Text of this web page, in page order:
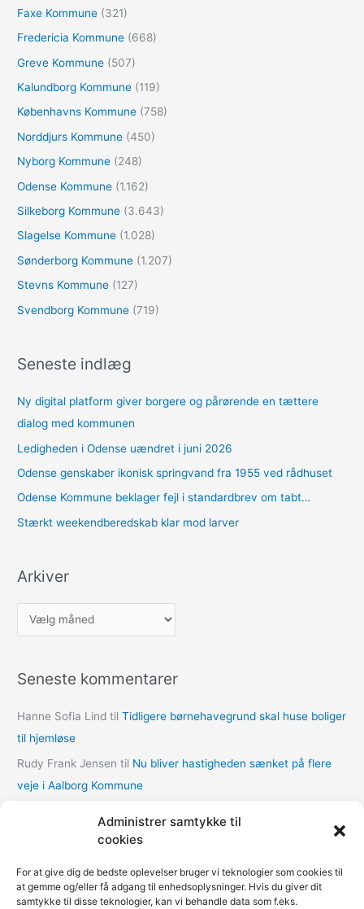
Administrer samtykke til
cookies
For at give dig de bedste oplevelser bruger vi teknologier som cookies til
at gemme og/eller få adgang til enhedsoplysninger. Hvis du giver dit
samtykke til disse teknologier, kan vi behandle data som f.eks.
rFaxe Kommune (321)
Fredericia Kommune (668)
Greve Kommune (507)
Kalundborg Kommune (119)
Københavns Kommune (758)
Norddjurs Kommune (450)
Nyborg Kommune (248)
Odense Kommune (1.162)
Silkeborg Kommune (3.643)
Slagelse Kommune (1.028)
Sønderborg Kommune (1.207)
Stevns Kommune (127)
Svendborg Kommune (719)
Seneste indlæg
Ny digital platform giver borgere og pårørende en tættere
dialog med kommunen
Ledigheden i Odense uændret i juni 2026
Odense genskaber ikonisk springvand fra 1955 ved rådhuset
Odense Kommune beklager fejl i standardbrev om tabt…
Stærkt weekendberedskab klar mod larver
Arkiver
r
i
e
r
Seneste kommentarer
Hanne Sofia Lind tilTidligere børnehavegrund skal huse boliger
til hjemløse
Rudy Frank Jensen til Nu bliver hastigheden sænket på flere
veje i Aalborg Kommune
udbygningsaftaler
Mariann Wie SvensontilSocialforvaltningen åbner COVID-